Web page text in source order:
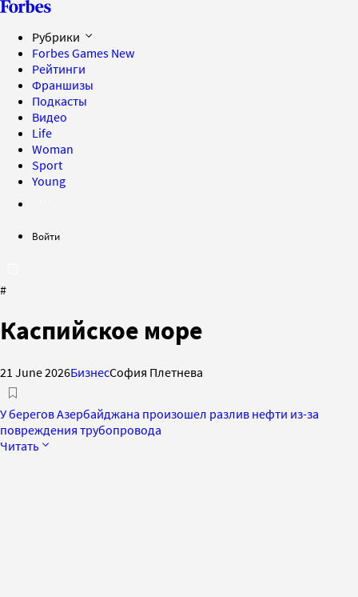
Рубрики
Forbes Games New
Рейтинги
Франшизы
Подкасты
Видео
Life
Woman
Sport
Young
Войти
#
Каспийское море
21 June 2026БизнесСофия Плетнева
У берегов Азербайджана произошел разлив нефти из-за
повреждения трубопровода
Читать